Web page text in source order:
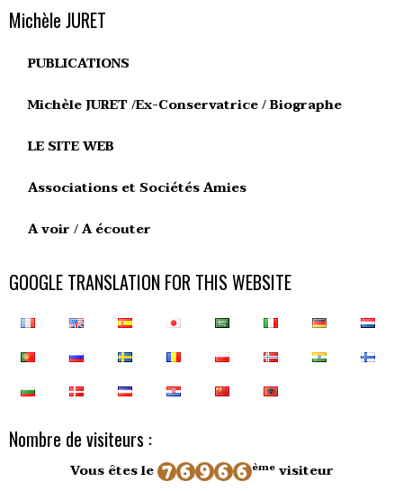
Michèle JURET
PUBLICATIONS
Michèle JURET /Ex-Conservatrice / Biographe
LE SITE WEB
Associations et Sociétés Amies
A voir / A écouter
GOOGLE TRANSLATION FOR THIS WEBSITE
Nombre de visiteurs :
Vous êtes le èmevisiteur